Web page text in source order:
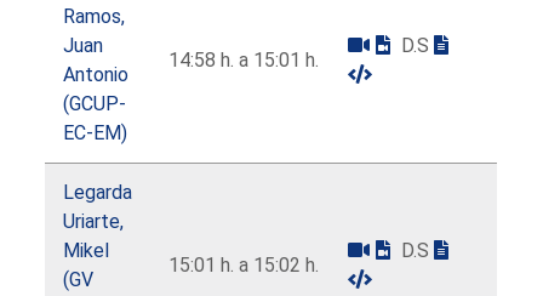
Ramos,
Juan
Antonio
(GCUP-
EC-EM)
14:58 h. a 15:01 h.
D.S
Legarda
Uriarte,
Mikel
(GV
15:01 h. a 15:02 h.
D.S